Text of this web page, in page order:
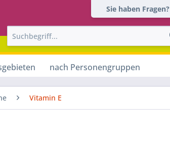
Sie haben Fragen?
nach Personengruppen
Vitamin E